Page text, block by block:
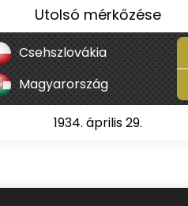
Utolsó mérkőzése
Csehszlovákia
Magyarország
1934. április 29.